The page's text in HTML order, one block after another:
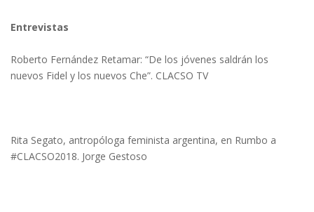
Entrevistas
Roberto Fernández Retamar: “De los jóvenes saldrán los
nuevos Fidel y los nuevos Che”. CLACSO TV
Rita Segato, antropóloga feminista argentina, en Rumbo a
#CLACSO2018. Jorge Gestoso